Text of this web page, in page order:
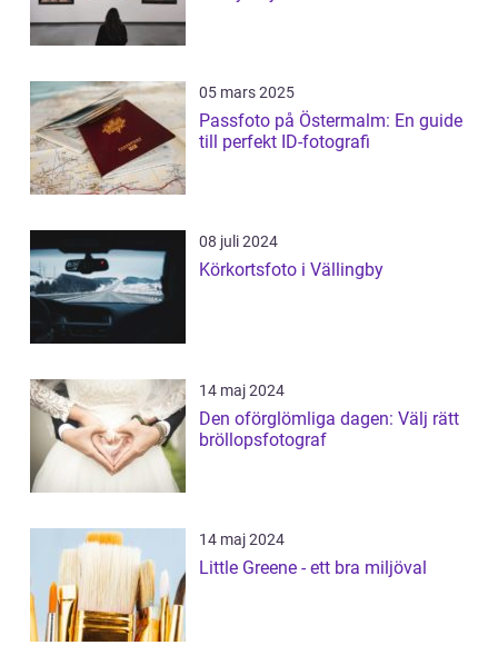
05 mars 2025
Passfoto på Östermalm: En guide
till perfekt ID-fotografi
08 juli 2024
Körkortsfoto i Vällingby
14 maj 2024
Den oförglömliga dagen: Välj rätt
bröllopsfotograf
14 maj 2024
Little Greene - ett bra miljöval